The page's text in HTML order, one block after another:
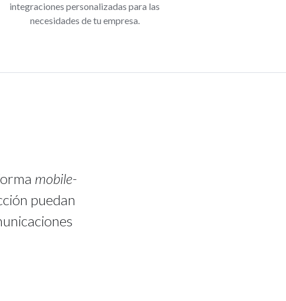
integraciones personalizadas para las
necesidades de tu empresa.
mobile-
puedan